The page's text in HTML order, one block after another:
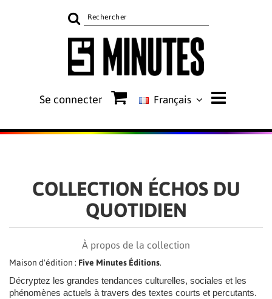
Rechercher
sur
le
Se connecter Français
COLLECTION ÉCHOS DU
QUOTIDIEN
À propos de la collection
Maison d'édition : Five Minutes Éditions.
Décryptez les grandes tendances culturelles, sociales et les
phénomènes actuels à travers des textes courts et percutants.